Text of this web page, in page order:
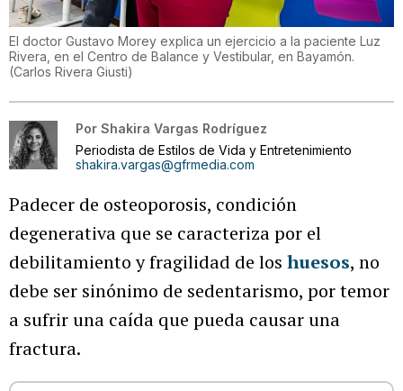
El doctor Gustavo Morey explica un ejercicio a la paciente Luz
Rivera, en el Centro de Balance y Vestibular, en Bayamón.
(Carlos Rivera Giusti)
Por Shakira Vargas Rodríguez
Periodista de Estilos de Vida y Entretenimiento
shakira.vargas@gfrmedia.com
Padecer de osteoporosis, condición
degenerativa que se caracteriza por el
debilitamiento y fragilidad de los huesos, no
debe ser sinónimo de sedentarismo, por temor
a sufrir una caída que pueda causar una
fractura.